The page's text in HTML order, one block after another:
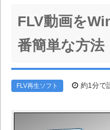
FLV動画を
番簡単な方法
FLV再生ソフト 約1分で